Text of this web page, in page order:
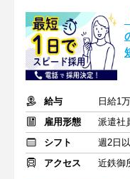
給与
日給1
雇用形態
派遣社
シフト
週2日
アクセス
近鉄御